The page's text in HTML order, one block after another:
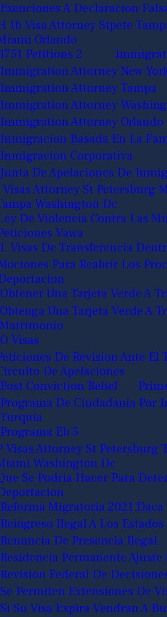
Exenciones A Declaracion
1b Visa Attorney Stpete
Orlando
I751 Petitions 2
Immigration Attorney New
Immigration Attorney Tampa
Immigration Attorney
Immigration Attorney Orlando
Inmigracion Basada En La
Inmigracion Corporativa
Junta De Apelaciones De
Visas Attorney St Petersburg
Washington Dc
De Violencia Contra Las
Vawa
L Visas De Transferencia
Para Reabrir Los
Obtener Una Tarjeta Verde A
Obtenga Una Tarjeta Verde A
Matrimonio
O Visas
De Revision Ante El
De Apelaciones
Post Conviction Relief
Programa De Ciudadania Por
Turquia
Programa Eb 5
Visas Attorney St Petersburg
Washington Dc
Se Podria Hacer Para
Reforma Migratoria 2021 Daca
Reingreso Ilegal A Los
Renuncia De Presencia Ilegal
Residencia Permanente Ajuste
Revision Federal De
Se Permiten Extensiones De
Si Su Visa Expira Vendran A